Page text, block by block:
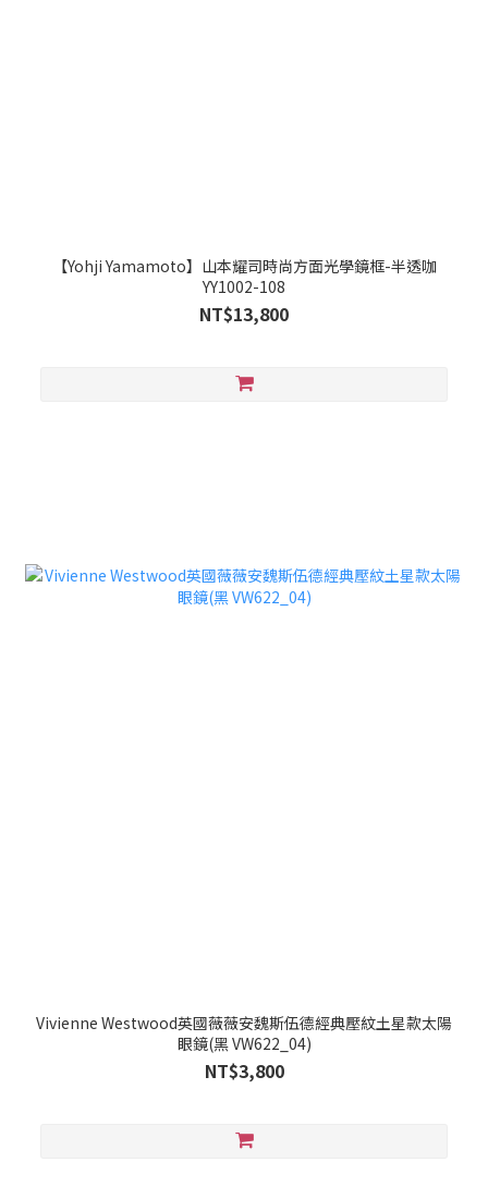
【Yohji Yamamoto】山本耀司時尚方面光學鏡框-半透咖
YY1002-108
NT$13,800
Vivienne Westwood英國薇薇安魏斯伍德經典壓紋土星款太陽
眼鏡(黑 VW622_04)
NT$3,800